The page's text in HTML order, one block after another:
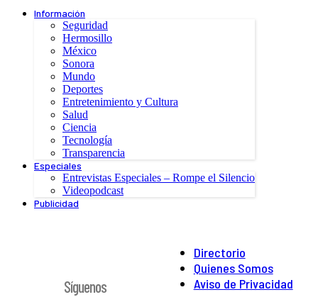
Información
Seguridad
Hermosillo
México
Sonora
Mundo
Deportes
Entretenimiento y Cultura
Salud
Ciencia
Tecnología
Transparencia
Especiales
Entrevistas Especiales – Rompe el Silencio
Videopodcast
Publicidad
Directorio
Quienes Somos
Aviso de Privacidad
Síguenos